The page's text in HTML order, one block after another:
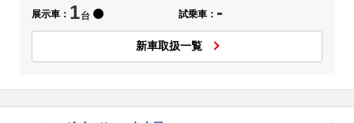
展示車： 1台 試乗車： -
新車取扱一覧